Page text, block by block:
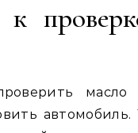
к
масло